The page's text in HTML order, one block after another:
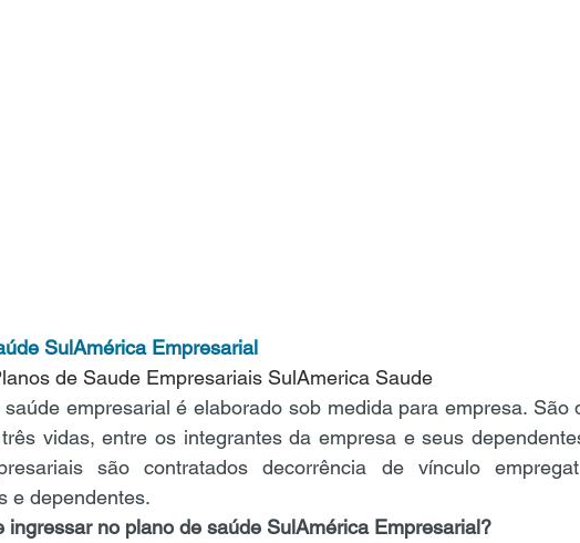
SulAmérica Empresarial
de Saude Empresariais SulAmerica Saude
empresarial é elaborado sob medida para empresa. São
vidas, entre os integrantes da empresa e seus
são contratados decorrência de vínculo
e dependentes.
ingressar no plano de saúde SulAmérica Empresarial?